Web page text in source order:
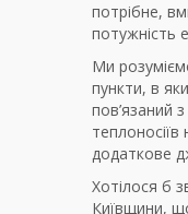
потрібне,
потужність
Ми
пункти, в
пов’язаний
додаткове
Хотілося б
Київщини,